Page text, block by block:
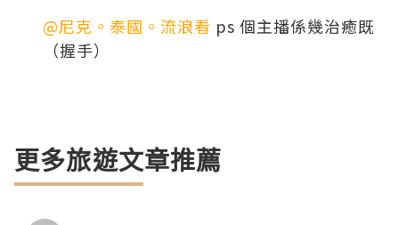
@尼克。泰國。流浪看 ps 個主播係幾治癒既
（握手）
更多旅遊文章推薦